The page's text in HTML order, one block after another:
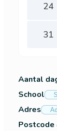
24
31
Aantal
School
Adres